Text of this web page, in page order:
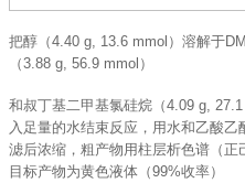
把醇（4.40 g, 13.6 mmol）溶解于
（3.88 g, 56.9 mmol）
和叔丁基二甲基氯硅烷（4.09 g,
入足量的水结束反应，用水和乙酸
滤后浓缩，粗产物用柱层析色谱（正
目标产物为黄色液体（99%收率）